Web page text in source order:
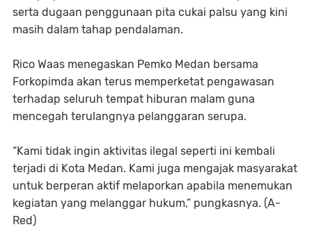
serta dugaan penggunaan pita cukai palsu yang kini
masih dalam tahap pendalaman.
Rico Waas menegaskan Pemko Medan bersama
Forkopimda akan terus memperketat pengawasan
terhadap seluruh tempat hiburan malam guna
mencegah terulangnya pelanggaran serupa.
“Kami tidak ingin aktivitas ilegal seperti ini kembali
terjadi di Kota Medan. Kami juga mengajak masyarakat
untuk berperan aktif melaporkan apabila menemukan
kegiatan yang melanggar hukum,” pungkasnya. (A-
Red)